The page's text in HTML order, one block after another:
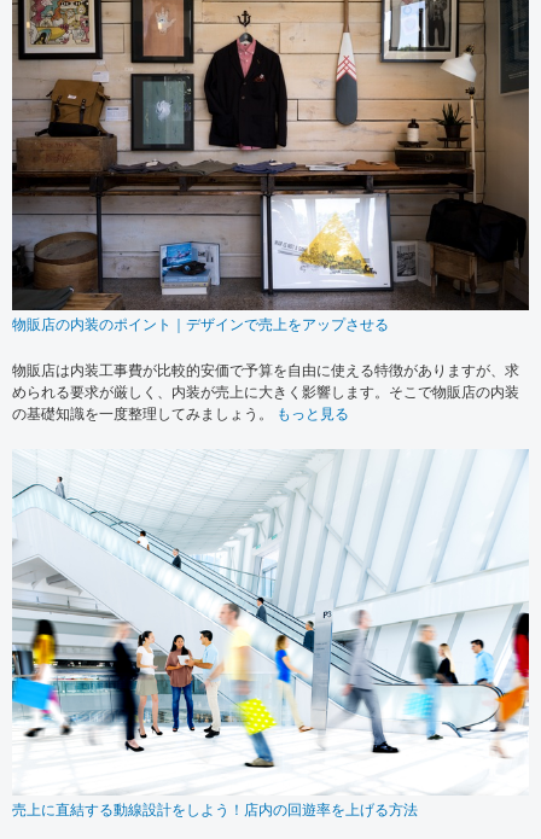
物販店の内装のポイント｜デザインで売上をアップさせる
物販店は内装工事費が比較的安価で予算を自由に使える特徴がありますが、求
められる要求が厳しく、内装が売上に大きく影響します。そこで物販店の内装
の基礎知識を一度整理してみましょう。
もっと見る
売上に直結する動線設計をしよう！店内の回遊率を上げる方法